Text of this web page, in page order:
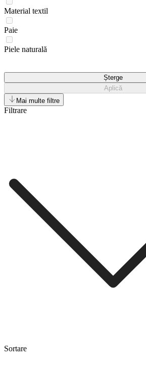
Material textil
Paie
Piele naturală
Șterge
Aplică
Mai multe filtre
Filtrare
Sortare